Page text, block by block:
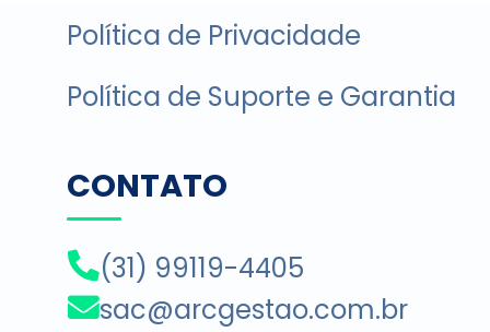
Política de Privacidade
Política de Suporte e Garantia
CONTATO
(31) 99119-4405
sac@arcgestao.com.br